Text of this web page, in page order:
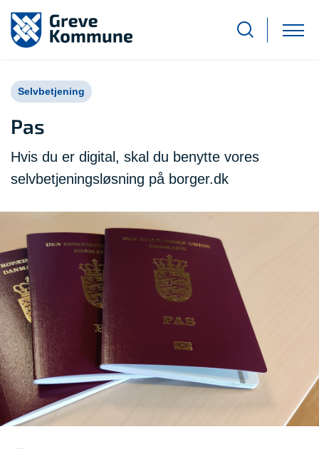
Selvbetjening
Pas
Hvis du er digital, skal du benytte vores
selvbetjeningsløsning på borger.dk